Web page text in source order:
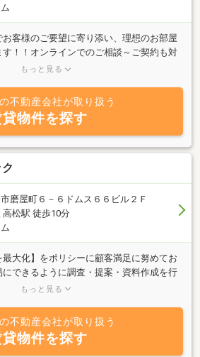
客様のご要望に寄り添い、理想のお部屋
！！オンラインでのご相談～ご契約も対
遠方の方もぜひお問い合わせください！！
様連れのお客様もご安心してお越しくださ
暮らしやご転職・ご転勤の方、ご家族での
も安心してご契約できるようサポートいた
から、お気軽にご相談ください！！お客
よりお待ちしております！！
もっと見る
不動産会社が取り扱う
物件を探す
磨屋町６－６ドムス６６ビル２Ｆ
高松駅 徒歩10分
大化】をポリシーに顧客満足に努めてお
できるように調査・提案・資料作成を行
ます。不動産を「売りたい」「買いたい」
もっと見る
不動産会社が取り扱う
物件を探す